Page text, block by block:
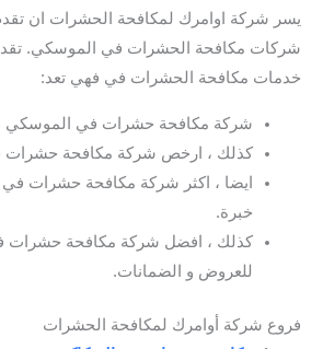
يسر شركة اوامرك لمكافحة الحشرات ان
شركات مكافحة الحشرات في الموسكي.
خدمات مكافحة الحشرات في فهي تعد:
شركة مكافحة حشرات في الموسكي
كذلك ، ارخص شركة مكافحة
ايضا ، اكثر شركة مكافحة حشرات
خبرة.
كذلك ، افضل شركة مكافحة حشرات
للعروض و الضمانات.
فروع شركة أوامرك لمكافحة الحشرات